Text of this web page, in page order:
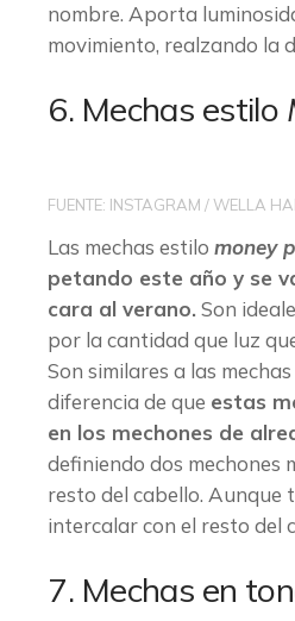
nombre. Aporta
movimiento, realzando la
6. Mechas estilo
FUENTE: INSTAGRAM / WELLA
Las mechas estilomoney
petando este año y se
cara al verano. Son
por la cantidad que luz
Son similares a las mechas
diferencia de que estas
en los mechones de
definiendo dos mechones
resto del cabello. Aunque
intercalar con el resto del
7. Mechas en